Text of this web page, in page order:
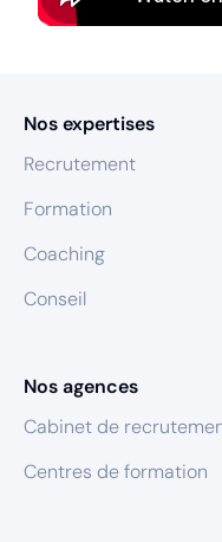
Nos expertises
Recrutement
Formation
Coaching
Conseil
Nos agences
Cabinet de
Centres de formation